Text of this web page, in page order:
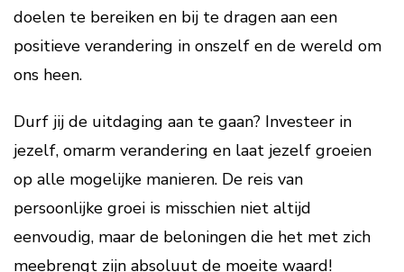
doelen te bereiken en bij te dragen aan een
positieve verandering in onszelf en de wereld om
ons heen.
Durf jij de uitdaging aan te gaan? Investeer in
jezelf, omarm verandering en laat jezelf groeien
op alle mogelijke manieren. De reis van
persoonlijke groei is misschien niet altijd
eenvoudig, maar de beloningen die het met zich
meebrengt zijn absoluut de moeite waard!